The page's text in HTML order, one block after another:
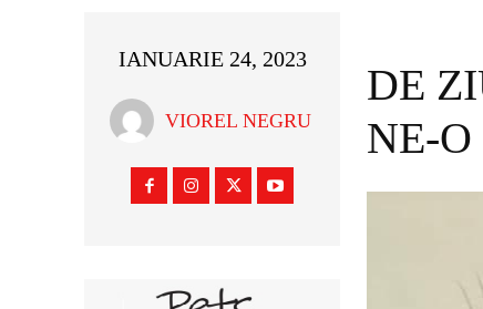
IANUARIE 24, 2023
VIOREL NEGRU
DE
NE-O